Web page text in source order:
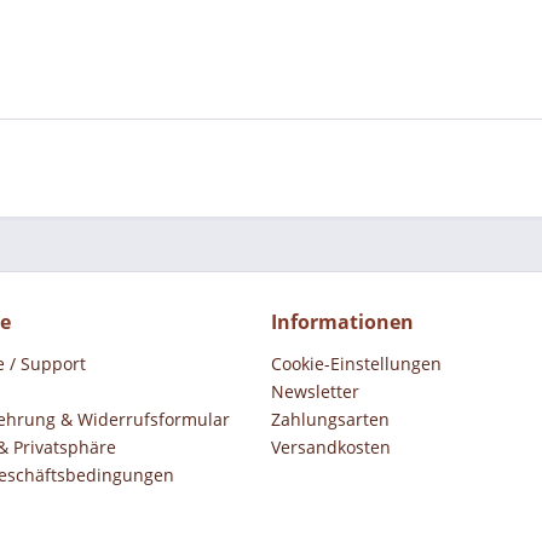
/ Support
& Widerrufsformular
Privatsphäre
Informationen
Cookie-Einstellungen
Newsletter
Zahlungsarten
Versandkosten